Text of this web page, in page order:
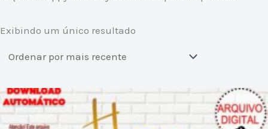
Exibindo um único resultado